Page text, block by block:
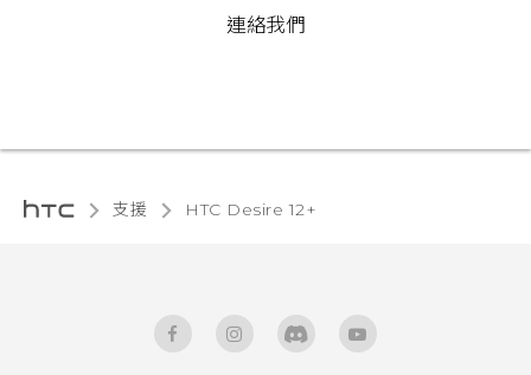
連絡我們
支援 HTC Desire 12+‎